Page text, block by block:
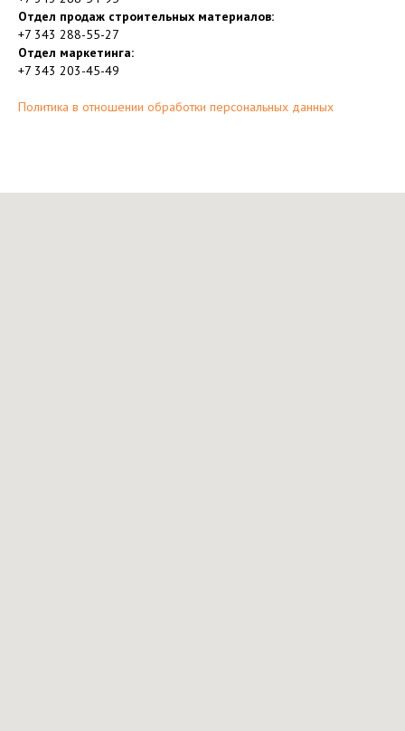
Отдел продаж строительных материалов:
+7 343 288-55-27
Отдел маркетинга:
+7 343 203-45-49
Политика в отношении обработки персональных данных